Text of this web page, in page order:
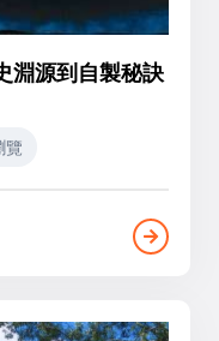
淵源到自製秘訣
覽